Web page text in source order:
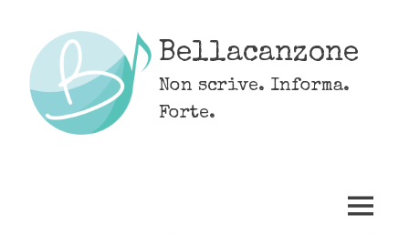
content
Bellacanzone
Non scrive. Informa.
Forte.
MENU